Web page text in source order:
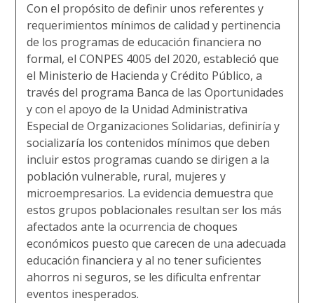
Con el propósito de definir unos referentes y
requerimientos mínimos de calidad y pertinencia
de los programas de educación financiera no
formal, el CONPES 4005 del 2020, estableció que
el Ministerio de Hacienda y Crédito Público, a
través del programa Banca de las Oportunidades
y con el apoyo de la Unidad Administrativa
Especial de Organizaciones Solidarias, definiría y
socializaría los contenidos mínimos que deben
incluir estos programas cuando se dirigen a la
población vulnerable, rural, mujeres y
microempresarios. La evidencia demuestra que
estos grupos poblacionales resultan ser los más
afectados ante la ocurrencia de choques
económicos puesto que carecen de una adecuada
educación financiera y al no tener suficientes
ahorros ni seguros, se les dificulta enfrentar
eventos inesperados.